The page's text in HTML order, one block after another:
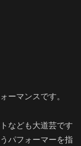
ーマンスです。
なども大道芸です
パフォーマーを指